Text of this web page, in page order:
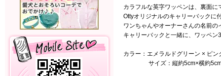
カラフルな英字ワッペンは、裏面
Ottyオリジナルのキャリーバックに
ワンちゃんやオーナーさんの名前
キャリーバックと一緒に、ワッペ
カラー：エメラルドグリーン × ピン
サイズ：縦約5cm×横約